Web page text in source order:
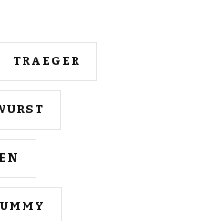
TRAEGER